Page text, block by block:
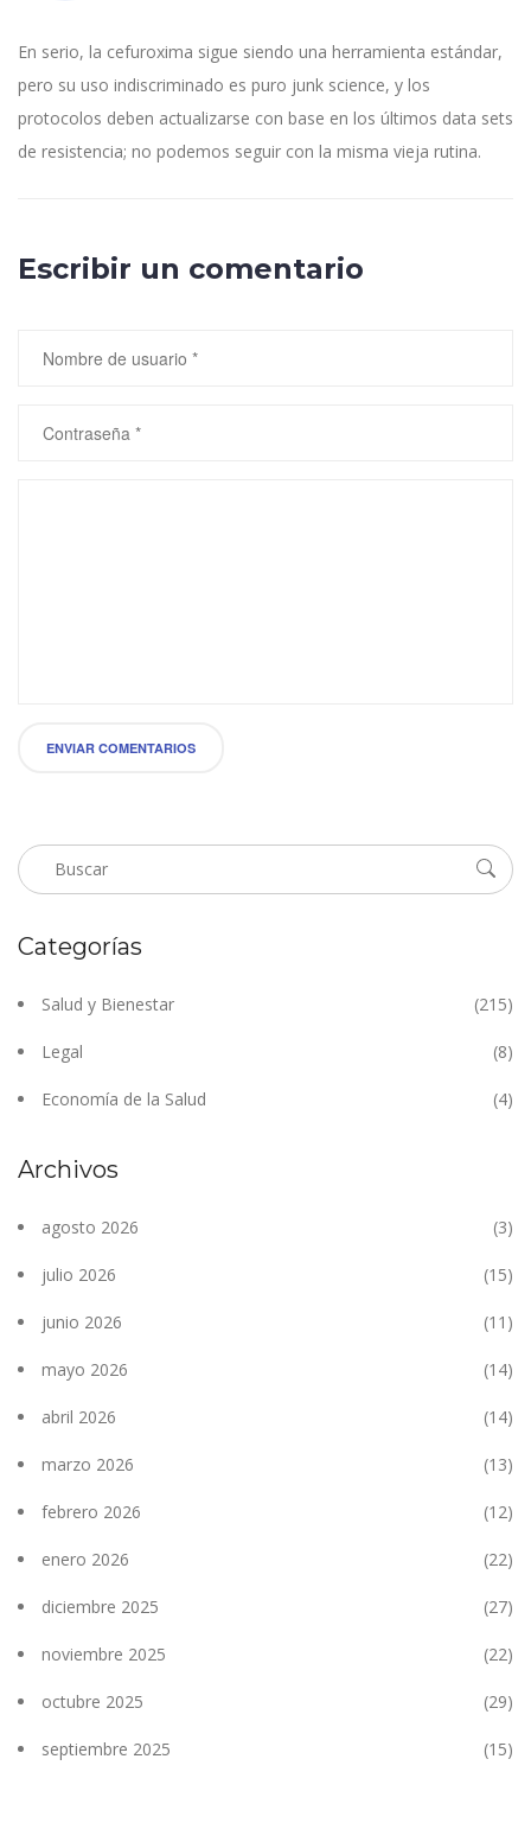
En serio, la cefuroxima sigue siendo una herramienta estándar,
pero su uso indiscriminado es puro junk science, y los
protocolos deben actualizarse con base en los últimos data sets
de resistencia; no podemos seguir con la misma vieja rutina.
Escribir un comentario
ENVIAR COMENTARIOS
Categorías
Salud y Bienestar (215)
Legal (8)
Economía de la Salud (4)
Archivos
agosto 2026 (3)
julio 2026 (15)
junio 2026 (11)
mayo 2026 (14)
abril 2026 (14)
marzo 2026 (13)
febrero 2026 (12)
enero 2026 (22)
diciembre 2025 (27)
noviembre 2025 (22)
octubre 2025 (29)
septiembre 2025 (15)